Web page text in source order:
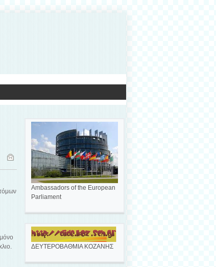
Ambassadors of the European
Parliament
ΔΕΥΤΕΡΟΒΑΘΜΙΑ ΚΟΖΑΝΗΣ